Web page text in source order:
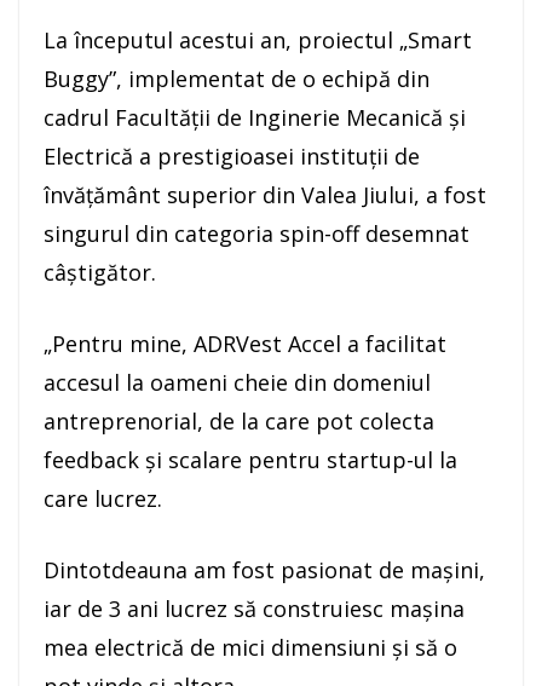
La începutul acestui an, proiectul „Smart
Buggy”, implementat de o echipă din
cadrul Facultății de Inginerie Mecanică și
Electrică a prestigioasei instituții de
învățământ superior din Valea Jiului, a fost
singurul din categoria spin-off desemnat
câștigător.
„Pentru mine, ADRVest Accel a facilitat
accesul la oameni cheie din domeniul
antreprenorial, de la care pot colecta
feedback și scalare pentru startup-ul la
care lucrez.
Dintotdeauna am fost pasionat de mașini,
iar de 3 ani lucrez să construiesc mașina
mea electrică de mici dimensiuni și să o